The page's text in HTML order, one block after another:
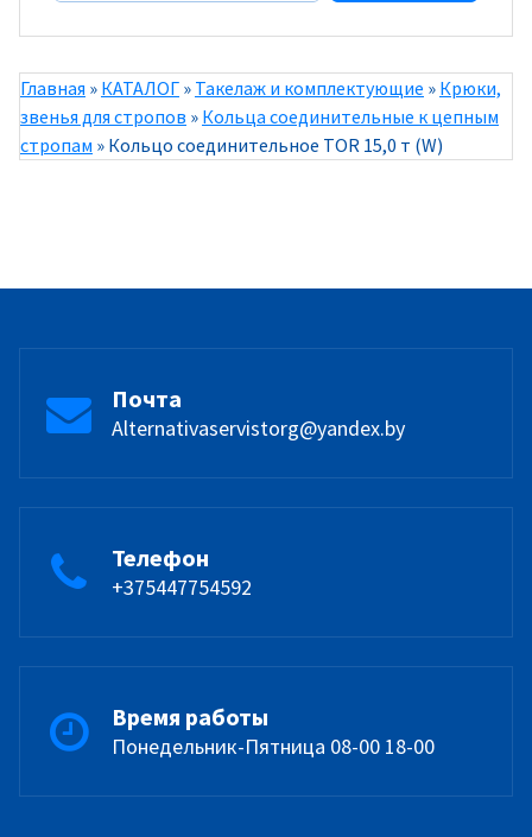
Главная » КАТАЛОГ » Такелаж и комплектующие » Крюки,
звенья для стропов » Кольца соединительные к цепным
стропам » Кольцо соединительное TOR 15,0 т (W)
Почта
Alternativaservistorg@yandex.by
Телефон
+375447754592
Время работы
Понедельник-Пятница 08-00 18-00